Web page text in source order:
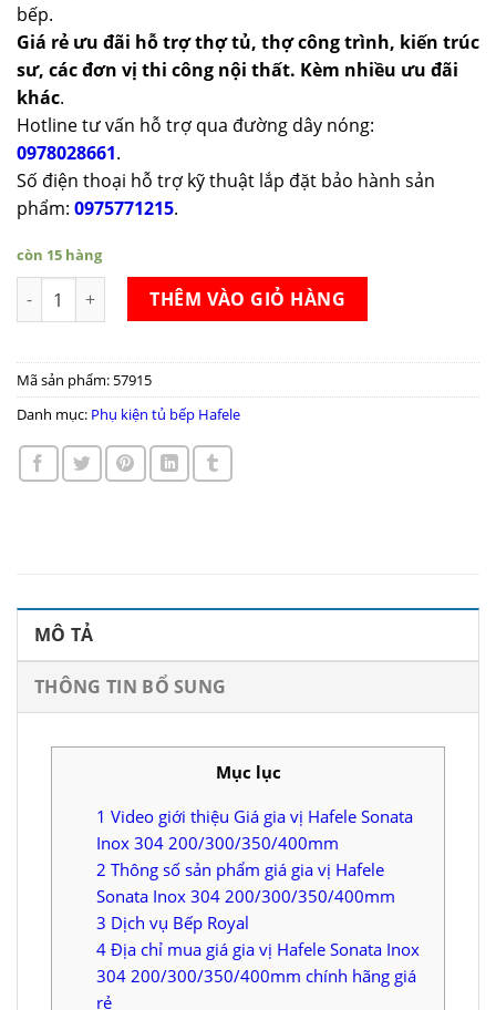
bếp.
Giá rẻ ưu đãi hỗ trợ thợ tủ, thợ công trình, kiến trúc
sư, các đơn vị thi công nội thất. Kèm nhiều ưu đãi
khác.
Hotline tư vấn hỗ trợ qua đường dây nóng:
0978028661.
Số điện thoại hỗ trợ kỹ thuật lắp đặt bảo hành sản
phẩm: 0975771215.
còn 15 hàng
Giá gia vị Hafele Sonata Inox 304 200/300/350/400mm số
THÊM VÀO GIỎ HÀNG
Mã sản phẩm: 57915
Danh mục: Phụ kiện tủ bếp Hafele
MÔ TẢ
THÔNG TIN BỔ SUNG
Mục lục
1 Video giới thiệu Giá gia vị Hafele Sonata
Inox 304 200/300/350/400mm
2 Thông số sản phẩm giá gia vị Hafele
Sonata Inox 304 200/300/350/400mm
3 Dịch vụ Bếp Royal
4 Địa chỉ mua giá gia vị Hafele Sonata Inox
304 200/300/350/400mm chính hãng giá
rẻ